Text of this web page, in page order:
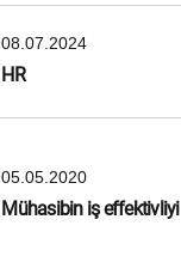
08.07.2024
HR
05.05.2020
Mühasibin iş effektivliyi